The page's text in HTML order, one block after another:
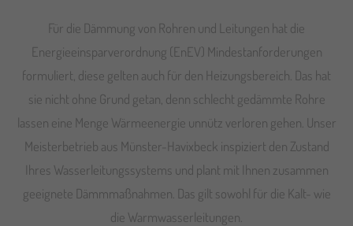
Für die Dämmung von Rohren und Leitungen hat die
Energieeinsparverordnung (EnEV) Mindestanforderungen
formuliert, diese gelten auch für den Heizungsbereich. Das hat
sie nicht ohne Grund getan, denn schlecht gedämmte Rohre
lassen eine Menge Wärmeenergie unnütz verloren gehen. Unser
Meisterbetrieb aus Münster-Havixbeck inspiziert den Zustand
Ihres Wasserleitungssystems und plant mit Ihnen zusammen
geeignete Dämmmaßnahmen. Das gilt sowohl für die Kalt- wie
die Warmwasserleitungen.